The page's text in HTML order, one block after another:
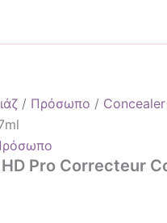
/ Πρόσωπο / Concealer
Pro Correcteur